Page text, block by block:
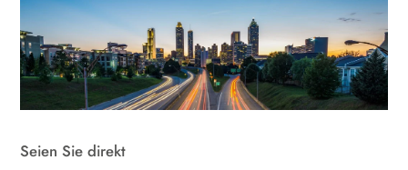
Seien Sie direkt